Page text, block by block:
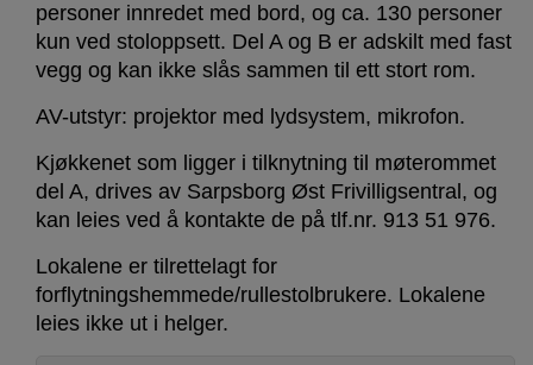
personer innredet med bord, og ca. 130 personer
kun ved stoloppsett. Del A og B er adskilt med fast
vegg og kan ikke slås sammen til ett stort rom.
AV-utstyr: projektor med lydsystem, mikrofon.
Kjøkkenet som ligger i tilknytning til møterommet
del A, drives av Sarpsborg Øst Frivilligsentral, og
kan leies ved å kontakte de på tlf.nr. 913 51 976.
Lokalene er tilrettelagt for
forflytningshemmede/rullestolbrukere. Lokalene
leies ikke ut i helger.